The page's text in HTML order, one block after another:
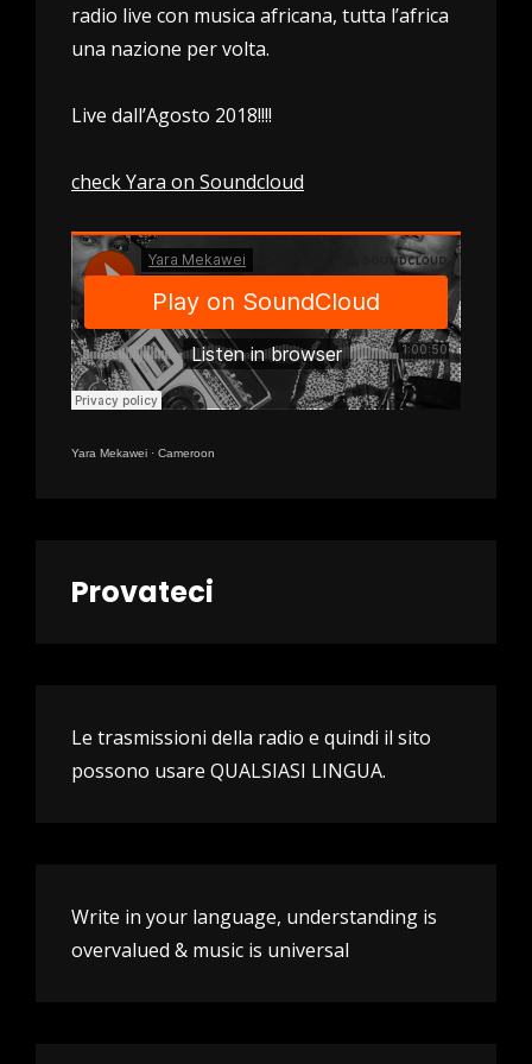
radio live con musica africana, tutta l’africa
una nazione per volta.
Live dall’Agosto 2018!!!!
check Yara on Soundcloud
Yara Mekawei · Cameroon
Provateci
Le trasmissioni della radio e quindi il sito
possono usare QUALSIASI LINGUA.
Write in your language, understanding is
overvalued & music is universal